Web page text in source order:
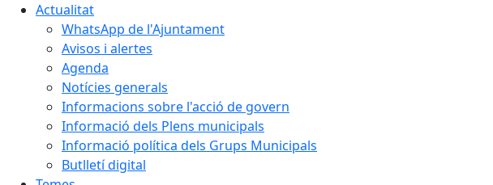
Actualitat
WhatsApp de l'Ajuntament
Avisos i alertes
Agenda
Notícies generals
Informacions sobre l'acció de govern
Informació dels Plens municipals
Informació política dels Grups Municipals
Butlletí digital